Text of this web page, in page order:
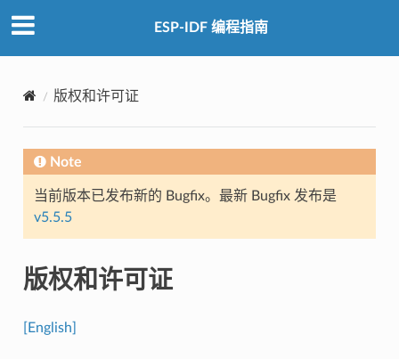
ESP-IDF 编程指南
版权和许可证
Note
当前版本已发布新的 Bugfix。最新 Bugfix 发布是
v5.5.5
版权和许可证
[English]